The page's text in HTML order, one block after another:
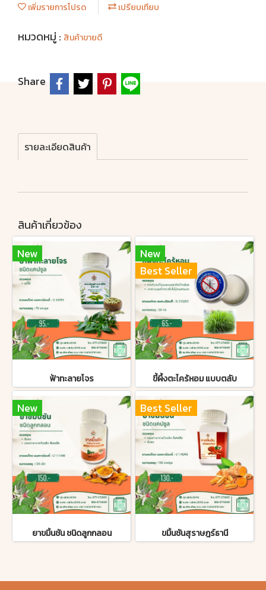
เพิ่มรายการโปรด เปรียบเทียบ
หมวดหมู่ : สินค้าขายดี
Share
รายละเอียดสินค้า
สินค้าเกี่ยวข้อง
New
ฟ้าทะลายโจร
New
Best Seller
ขี้ผึ้งตะไคร้หอม แบบตลับ
New
ยาขมิ้นชัน ชนิดลูกกลอน
Best Seller
ขมิ้นชันสุราษฎร์ธานี